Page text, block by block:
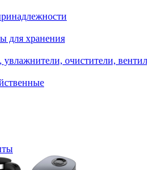
для хранения
очистители,